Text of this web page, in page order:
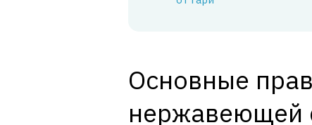
Основные
нержавеющей